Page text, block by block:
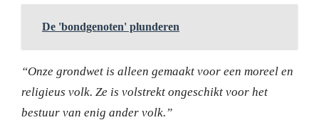
De 'bondgenoten' plunderen
“Onze grondwet is alleen gemaakt voor een moreel en
religieus volk. Ze is volstrekt ongeschikt voor het
bestuur van enig ander volk.”